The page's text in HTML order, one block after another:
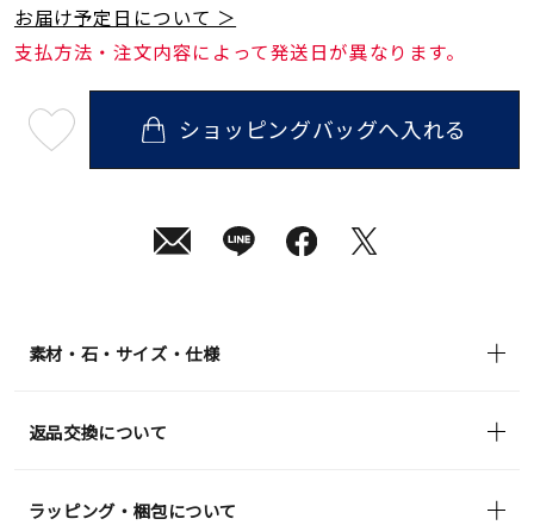
お届け予定日について ＞
支払方法・注文内容によって発送日が異なります。
08
ショッピングバッグへ入れる
素材・石・サイズ・仕様
返品交換について
ラッピング・梱包について